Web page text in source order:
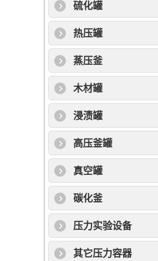
硫化罐
热压罐
蒸压釜
木材罐
浸渍罐
高压釜罐
真空罐
碳化釜
压力实验设备
其它压力容器